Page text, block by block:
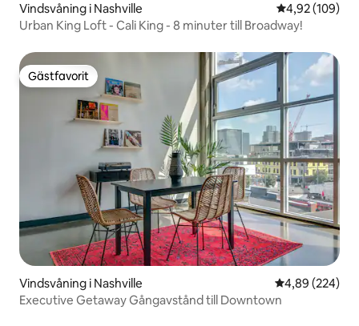
Vindsvåning i Nashville 4,92 av 5 i
4,92 (109)
Urban King Loft - Cali King - 8 minuter till Broadway!
Gästfavorit
Gästfavorit
Vindsvåning i Nashville 4,89 av 5 i
4,89 (224)
Executive Getaway Gångavstånd till Downtown